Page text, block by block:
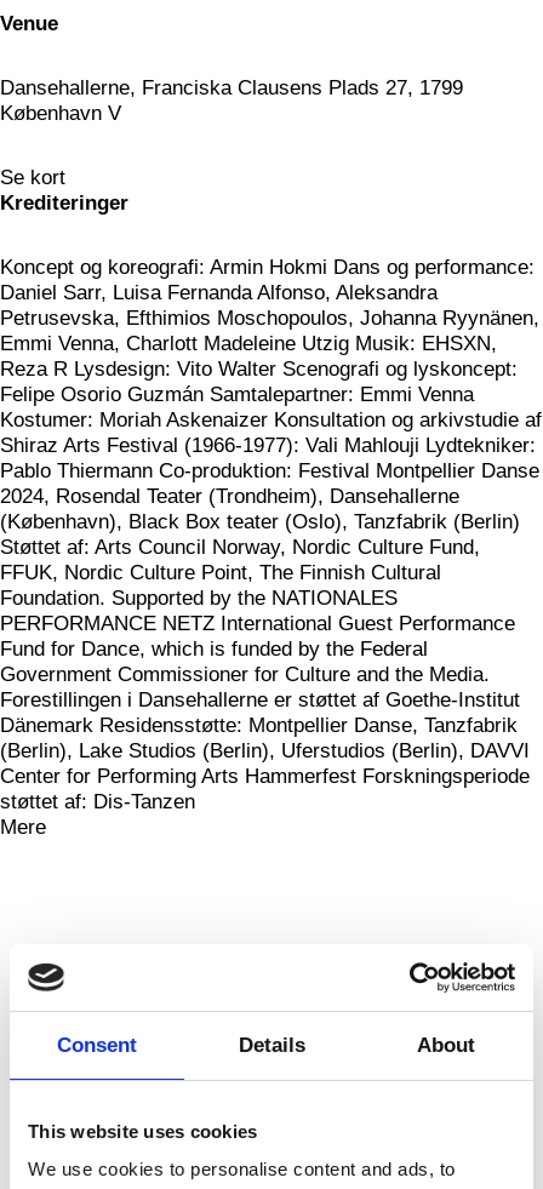
Consent Details About
This website uses cookies
We use cookies to personalise content and ads, to
Venue
Dansehallerne, Franciska Clausens Plads 27, 1799
København V
Se kort
Krediteringer
Koncept og koreografi: Armin Hokmi Dans og performance:
Daniel Sarr, Luisa Fernanda Alfonso, Aleksandra
Petrusevska, Efthimios Moschopoulos, Johanna Ryynänen,
Emmi Venna, Charlott Madeleine Utzig Musik: EHSXN,
Reza R Lysdesign: Vito Walter Scenografi og lyskoncept:
Felipe Osorio Guzmán Samtalepartner: Emmi Venna
Kostumer: Moriah Askenaizer Konsultation og arkivstudie af
Shiraz Arts Festival (1966-1977): Vali Mahlouji Lydtekniker:
Pablo Thiermann Co-produktion: Festival Montpellier Danse
2024, Rosendal Teater (Trondheim), Dansehallerne
(København), Black Box teater (Oslo), Tanzfabrik (Berlin)
Støttet af: Arts Council Norway, Nordic Culture Fund,
FFUK, Nordic Culture Point, The Finnish Cultural
Foundation. Supported by the NATIONALES
PERFORMANCE NETZ International Guest Performance
Fund for Dance, which is funded by the Federal
Government Commissioner for Culture and the Media.
Forestillingen i Dansehallerne er støttet af Goethe-Institut
Dänemark Residensstøtte: Montpellier Danse, Tanzfabrik
(Berlin), Lake Studios (Berlin), Uferstudios (Berlin), DAVVI
Center for Performing Arts Hammerfest Forskningsperiode
støttet af: Dis-Tanzen
Mere